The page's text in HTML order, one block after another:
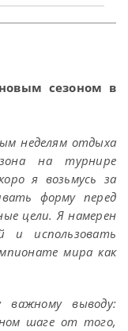
сезоном в
неделям отдыха
на турнире
я возьмусь за
форму перед
цели. Я намерен
и использовать
мира как
выводу:
шаге от того,